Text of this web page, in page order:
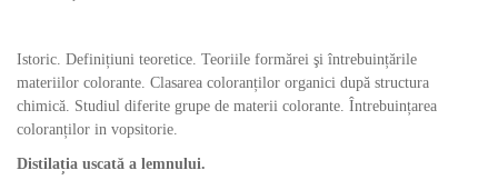
Istoric. Definițiuni teoretice. Teoriile formărei şi întrebuințările
materiilor colorante. Clasarea coloranților organici după structura
chimică. Studiul diferite grupe de materii colorante. Întrebuințarea
coloranților in vopsitorie.
Distilația uscată a lemnului.